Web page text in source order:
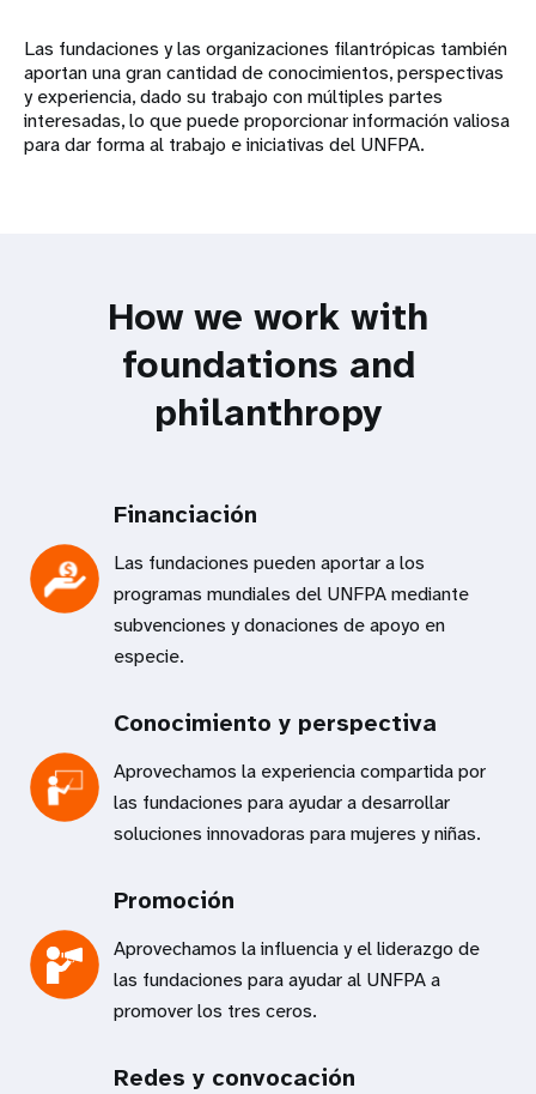
Organizaciones confesionales
Fundaciones y organizaciones filantrópicas
Las fundaciones y las organizaciones filantrópicas también
aportan una gran cantidad de conocimientos, perspectivas
y experiencia, dado su trabajo con múltiples partes
interesadas, lo que puede proporcionar información valiosa
para dar forma al trabajo e iniciativas del UNFPA.
How we work with
foundations and
philanthropy
Financiación
Las fundaciones pueden aportar a los
programas mundiales del UNFPA mediante
subvenciones y donaciones de apoyo en
especie.
Conocimiento y perspectiva
Aprovechamos la experiencia compartida por
las fundaciones para ayudar a desarrollar
soluciones innovadoras para mujeres y niñas.
Promoción
Aprovechamos la influencia y el liderazgo de
las fundaciones para ayudar al UNFPA a
promover los tres ceros.
Redes y convocación